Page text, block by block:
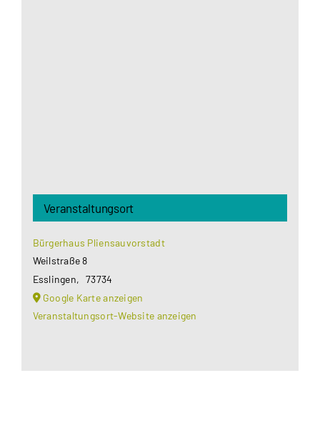
Veranstaltungsort
Bürgerhaus Pliensauvorstadt
Weilstraße 8
Esslingen, 73734
Google Karte anzeigen
Veranstaltungsort-Website anzeigen